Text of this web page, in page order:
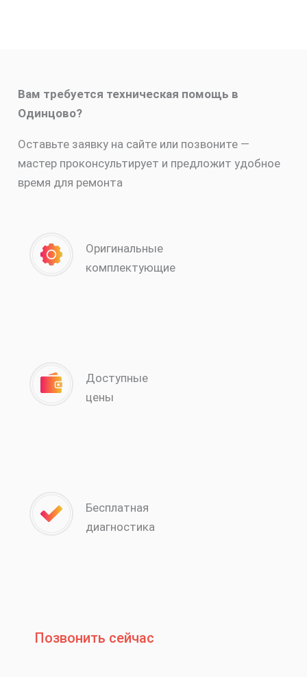
Вам требуется техническая помощь в
Одинцово?
Оставьте заявку на сайте или позвоните —
мастер проконсультирует и предложит удобное
время для ремонта
Оригинальные
комплектующие
Доступные
цены
Бесплатная
диагностика
Позвонить сейчас